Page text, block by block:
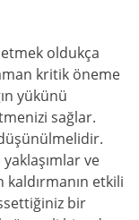
etmek oldukça
kritik öneme
yükünü
sağlar.
ve
kaldırmanın etkili
bir